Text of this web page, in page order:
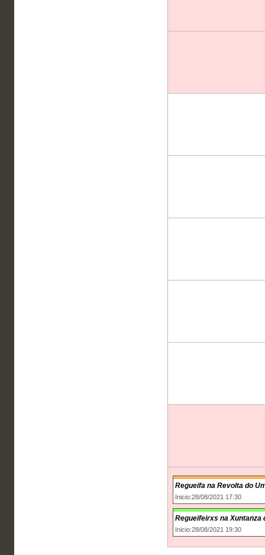
Regueifa na Revolta do
Inicio:28/08/2021 17:30
Regueifeirxs na Xuntanza
Inicio:28/08/2021 19:30